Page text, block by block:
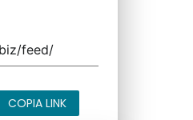
COPIA LINK